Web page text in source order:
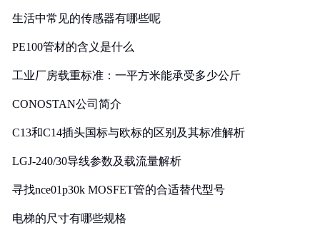
生活中常见的传感器有哪些呢
PE100管材的含义是什么
工业厂房载重标准：一平方米能承受多少公斤
CONOSTAN公司简介
C13和C14插头国标与欧标的区别及其标准解析
LGJ-240/30导线参数及载流量解析
寻找nce01p30k MOSFET管的合适替代型号
电梯的尺寸有哪些规格